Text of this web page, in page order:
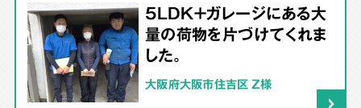
5LDK＋ガレージにある大
量の荷物を片づけてくれま
した。
大阪府大阪市住吉区 Z様